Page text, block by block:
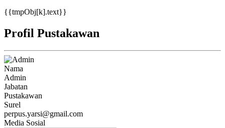
{{tmpObj[k].text}}
Profil Pustakawan
Nama
Admin
Jabatan
Pustakawan
Surel
perpus.yarsi@gmail.com
Media Sosial